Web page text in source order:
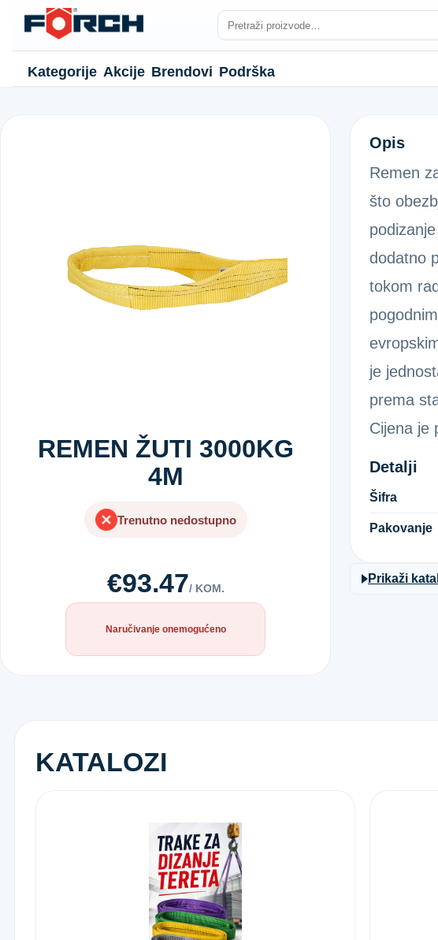
Kategorije Akcije Brendovi Podrška
REMEN ŽUTI 3000KG
4M
Trenutno nedostupno
€93.47/ KOM.
Naručivanje onemogućeno
Opis
Remen
što
dodatno
tokom
je
prema
Cijena je
Detalji
Šifra
Pakovanje
Prikaži
KATALOZI